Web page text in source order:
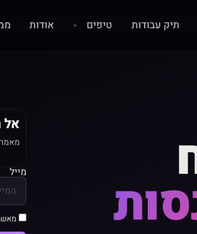
תיק עבודות טיפים אודות
אל
מייל